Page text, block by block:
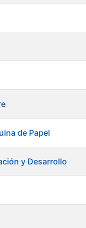
de Papel
y Desarrollo